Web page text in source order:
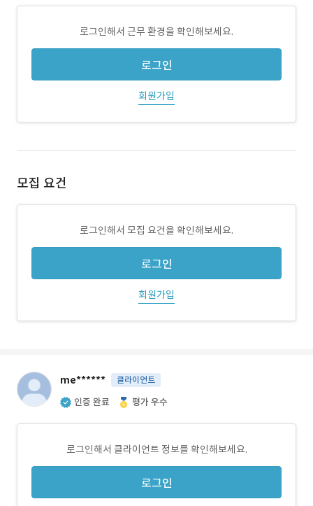
로그인해서 근무 환경을 확인해보세요.
로그인
회원가입
모집 요건
로그인해서 모집 요건을 확인해보세요.
로그인
회원가입
me****** 클라이언트
인증 완료 평가 우수
로그인해서 클라이언트 정보를 확인해보세요.
로그인